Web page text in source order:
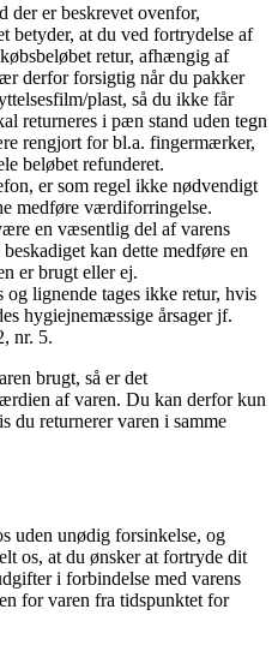
der er beskrevet ovenfor,
betyder, at du ved fortrydelse af
retur, afhængig af
derfor forsigtig når du pakker
plast, så du ikke får
returneres i pæn stand uden tegn
rengjort for bl.a. fingermærker,
beløbet refunderet.
er som regel ikke nødvendigt
medføre værdiforringelse.
en væsentlig del af varens
kan dette medføre en
er brugt eller ej.
og lignende tages ikke retur, hvis
hygiejnemæssige årsager jf.
nr. 5.
brugt, så er det
af varen. Du kan derfor kun
du returnerer varen i samme
uden unødig forsinkelse, og
os, at du ønsker at fortryde dit
i forbindelse med varens
for varen fra tidspunktet for